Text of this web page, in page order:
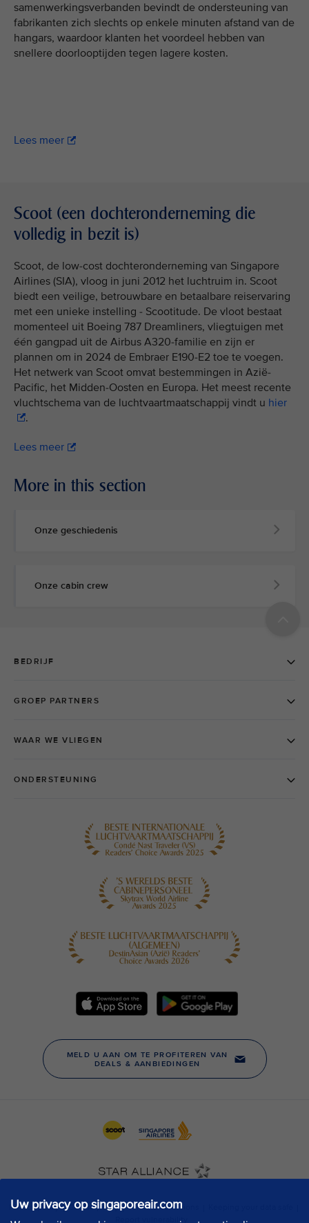
Uw privacy op singaporeair.com
samenwerkingsverbanden bevindt de ondersteuning van
fabrikanten zich slechts op enkele minuten afstand van de
hangars, waardoor klanten het voordeel hebben van
snellere doorlooptijden tegen lagere kosten.
Lees meer
Scoot (een dochteronderneming die
volledig in bezit is)
Scoot, de low-cost dochteronderneming van Singapore
Airlines (SIA), vloog in juni 2012 het luchtruim in. Scoot
biedt een veilige, betrouwbare en betaalbare reiservaring
met een unieke instelling - Scootitude. De vloot bestaat
momenteel uit Boeing 787 Dreamliners, vliegtuigen met
één gangpad uit de Airbus A320-familie en zijn er
plannen om in 2024 de Embraer E190-E2 toe te voegen.
Het netwerk van Scoot omvat bestemmingen in Azië-
Pacific, het Midden-Oosten en Europa. Het meest recente
vluchtschema van de luchtvaartmaatschappij vindt u hier
.
Lees meer
More in this section
Onze geschiedenis
Onze cabin crew